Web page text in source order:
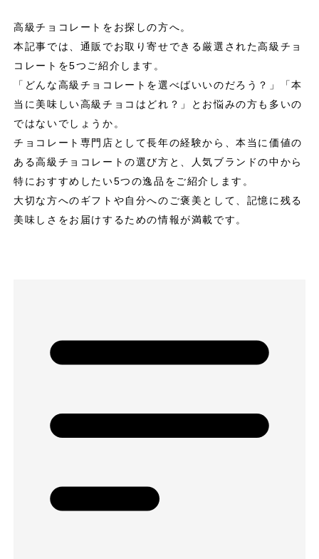
高級チョコレートをお探しの方へ。
本記事では、通販でお取り寄せできる厳選された高級チョ
コレートを5つご紹介します。
「どんな高級チョコレートを選べばいいのだろう？」「本
当に美味しい高級チョコはどれ？」とお悩みの方も多いの
ではないでしょうか。
チョコレート専門店として長年の経験から、本当に価値の
ある高級チョコレートの選び方と、人気ブランドの中から
特におすすめしたい5つの逸品をご紹介します。
大切な方へのギフトや自分へのご褒美として、記憶に残る
美味しさをお届けするための情報が満載です。